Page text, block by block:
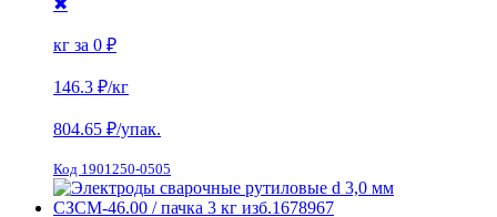
✖
кг за 0 ₽
146.3 ₽/кг
804.65 ₽/упак.
Код 1901250-0505